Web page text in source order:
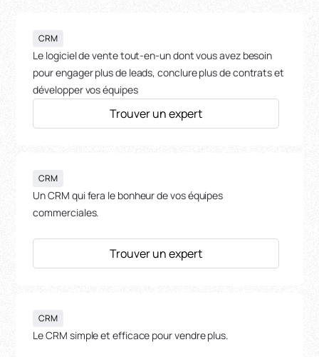
CRM
Le logiciel de vente tout-en-un dont vous avez besoin
pour engager plus de leads, conclure plus de contrats et
développer vos équipes
Trouver un expert
CRM
Un CRM qui fera le bonheur de vos équipes
commerciales.
Trouver un expert
CRM
Le CRM simple et efficace pour vendre plus.